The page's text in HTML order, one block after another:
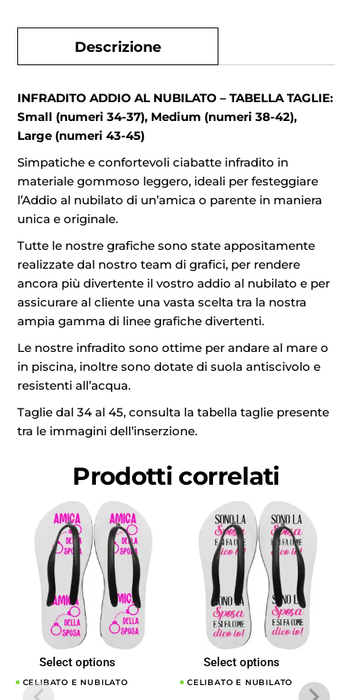
Descrizione
INFRADITO ADDIO AL NUBILATO – TABELLA TAGLIE:
Small (numeri 34-37), Medium (numeri 38-42),
Large (numeri 43-45)
Simpatiche e confortevoli ciabatte infradito in
materiale gommoso leggero, ideali per festeggiare
l’Addio al nubilato di un’amica o parente in maniera
unica e originale.
Tutte le nostre grafiche sono state appositamente
realizzate dal nostro team di grafici, per rendere
ancora più divertente il vostro addio al nubilato e per
assicurare al cliente una vasta scelta tra la nostra
ampia gamma di linee grafiche divertenti.
Le nostre infradito sono ottime per andare al mare o
in piscina, inoltre sono dotate di suola antiscivolo e
resistenti all’acqua.
Taglie dal 34 al 45, consulta la tabella taglie presente
tra le immagini dell’inserzione.
Prodotti correlati
Select options
CELIBATO E NUBILATO
Select options
CELIBATO E NUBILATO